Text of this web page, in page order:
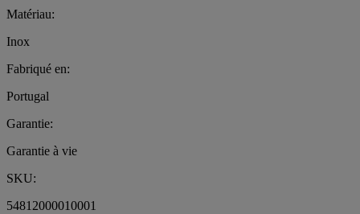
Matériau:
Inox
Fabriqué en:
Portugal
Garantie:
Garantie à vie
SKU:
54812000010001